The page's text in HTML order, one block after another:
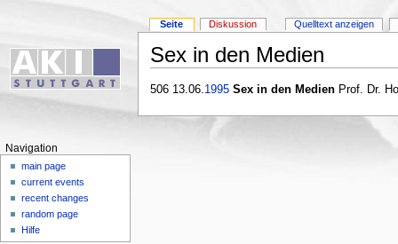
Sex in den Medien
506 13.06.1995 Sex in den MedienProf. Dr.
Seite Diskussion Quelltext anzeigen
Navigation
main page
current events
recent changes
random page
Hilfe